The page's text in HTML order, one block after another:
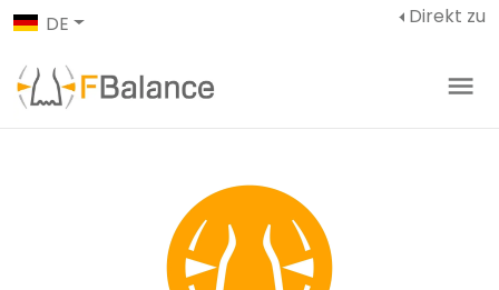
DE Direkt zu